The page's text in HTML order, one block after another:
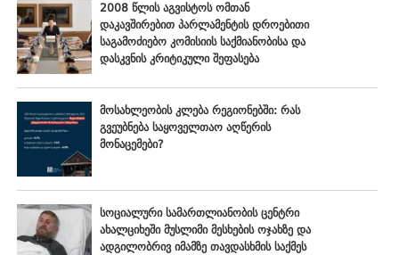
2008 წლის აგვისტოს ომთან
დაკავშირებით პარლამენტის დროებითი
საგამოძიებო კომისიის საქმიანობისა და
დასკვნის კრიტიკული შეფასება
მოსახლეობის კლება რეგიონებში: რას
გვეუბნება საყოველთაო აღწერის
მონაცემები?
სოციალური სამართლიანობის ცენტრი
ახალციხეში მუსლიმი მესხების ოჯახზე და
ადგილობრივ იმამზე თავდასხმის საქმეს